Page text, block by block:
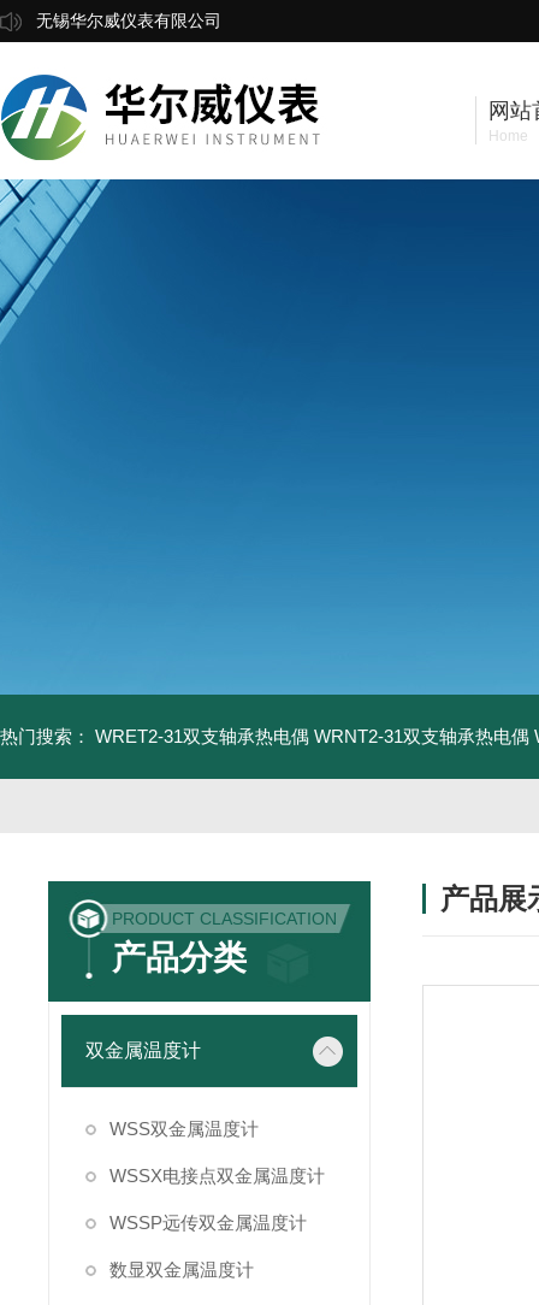
无锡华尔威仪表有限公司
网站
Home
热门搜索： WRET2-31双支轴承热电偶 WRNT2-31双支轴承热电偶
PRODUCT CLASSIFICATION
产品分类
双金属温度计
WSS双金属温度计
WSSX电接点双金属温度计
WSSP远传双金属温度计
数显双金属温度计
产品展